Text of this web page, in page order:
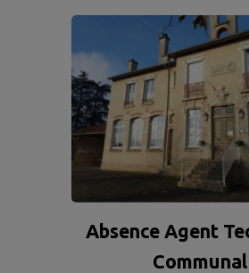
sommes invités à
pratiques afin
ressource en eau,
prescriptions Vous
consulter l'arrêté
Absence Agent
Communal